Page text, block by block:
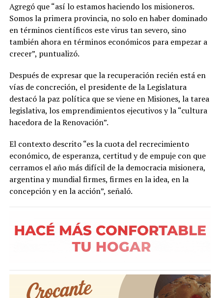
Agregó que “así lo estamos haciendo los misioneros.
Somos la primera provincia, no solo en haber dominado
en términos científicos este virus tan severo, sino
también ahora en términos económicos para empezar a
crecer”, puntualizó.
Después de expresar que la recuperación recién está en
vías de concreción, el presidente de la Legislatura
destacó la paz política que se viene en Misiones, la tarea
legislativa, los emprendimientos ejecutivos y la “cultura
hacedora de la Renovación”.
El contexto descrito “es la cuota del recrecimiento
económico, de esperanza, certitud y de empuje con que
cerramos el año más difícil de la democracia misionera,
argentina y mundial firmes, firmes en la idea, en la
concepción y en la acción”, señaló.